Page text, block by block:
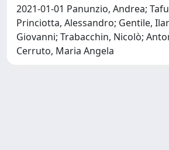
2021-01-01 Panunzio, Andrea;
Princiotta, Alessandro; Gentile,
Giovanni; Trabacchin, Nicolò;
Cerruto, Maria Angela